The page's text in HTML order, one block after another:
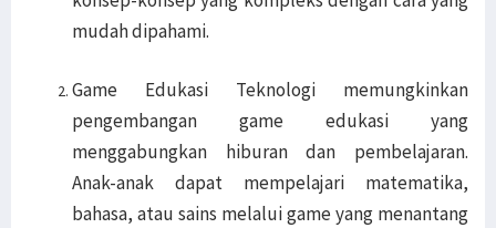
mudah dipahami.
Game Edukasi Teknologi memungkinkan
pengembangan game edukasi yang
menggabungkan hiburan dan pembelajaran.
Anak-anak dapat mempelajari matematika,
bahasa, atau sains melalui game yang menantang